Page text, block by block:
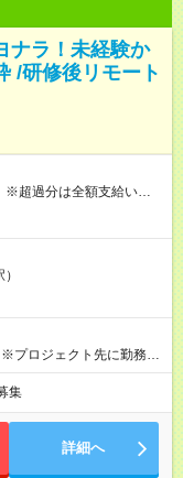
ナラ！未経験か
/研修後リモート
超過分は全額支給いたし
し残業時間 12時間／月 -
≪経験者の方は以下と
※固定残業代（30時間/6
給いたします 能力やス
は前給考慮も可能で
ます。 実際にほぼ全員
ップも目指せる環境で
あります。 雇用形態：
円以上 上記額にはみ
支給いたします。 みな
プロジェクト先に勤務時
間以内
集
詳細へ